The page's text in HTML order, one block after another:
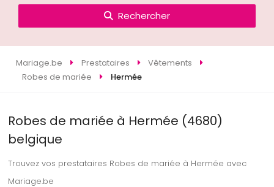
Rechercher
Mariage.be Prestataires
Vêtements
Robes de mariée
Hermée
Robes de mariée à Hermée (4680)
belgique
Trouvez vos prestataires Robes de mariée à Hermée avec
Mariage.be